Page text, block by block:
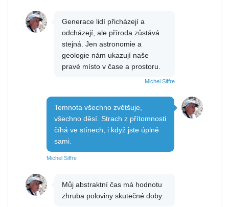
Generace lidí přicházejí a
odcházejí, ale příroda zůstává
stejná. Jen astronomie a
geologie nám ukazují naše
pravé místo v čase a prostoru.
Michel Siffre
Temnota všechno zvětšuje,
všechno děsí. Strach z přítomnosti
číhá ve stínech, i když jste úplně
sami.
Michel Siffre
Můj abstraktní čas má hodnotu
zhruba poloviny skutečné doby.